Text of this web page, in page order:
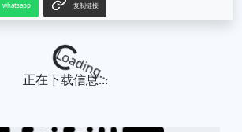
whatsapp 复制链接
Loading...
正在下载信息...